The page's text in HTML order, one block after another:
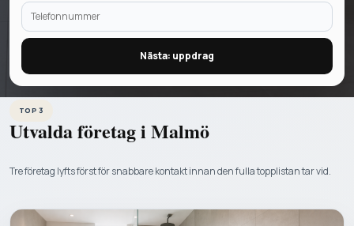
Nästa: uppdrag
TOP 3
Utvalda företag i Malmö
Tre företag lyfts först för snabbare kontakt innan den fulla topplistan tar vid.